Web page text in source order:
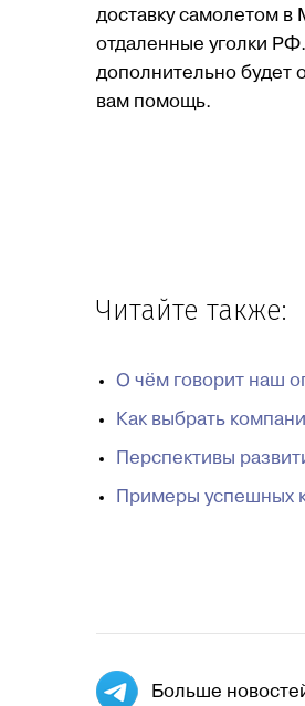
доставку самолетом в
отдаленные уголки
дополнительно будет
вам помощь.
Читайте также:
О чём говорит наш
Как выбрать
Перспективы
Примеры успешных
Больше